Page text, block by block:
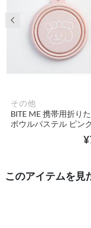
その他
BITE ME 携帯用折り
ボウルパステル ピンク
前の画像
このアイテムを見